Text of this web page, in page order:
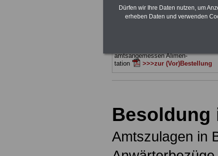
ACHTUNG Neue Broschüre zum
amtsangemessen Alimen-
tation
>>>zur (Vor)Bestellung
Besoldung
Amtszulagen in
Dürfen wir Ihre Daten nutzen, um
erheben Daten und verwenden